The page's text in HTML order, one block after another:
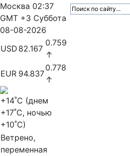
Москва 02:37
GMT +3 Суббота
08-08-2026
USD 82.167
0.759
↑
EUR 94.837
0.778
↑
+14˚C (днем
+17˚C, ночью
+10˚C)
Ветрено,
переменная